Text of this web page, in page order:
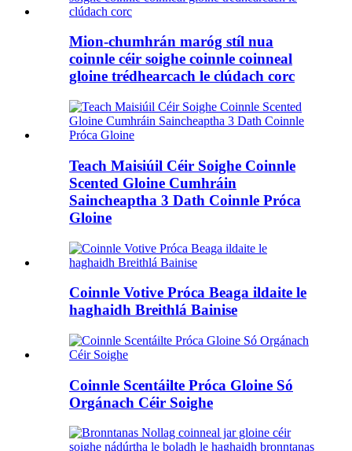
Mion-chumhrán maróg stíl nua
coinnle céir soighe coinnle coinneal
gloine trédhearcach le clúdach corc
Teach Maisiúil Céir Soighe Coinnle
Scented Gloine Cumhráin
Saincheaptha 3 Dath Coinnle Próca
Gloine
Coinnle Votive Próca Beaga ildaite le
haghaidh Breithlá Bainise
Coinnle Scentáilte Próca Gloine Só
Orgánach Céir Soighe